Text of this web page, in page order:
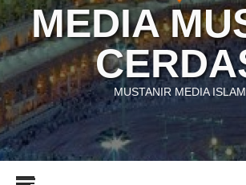
MEDIA
MUSTANIR MEDIA ISLAM